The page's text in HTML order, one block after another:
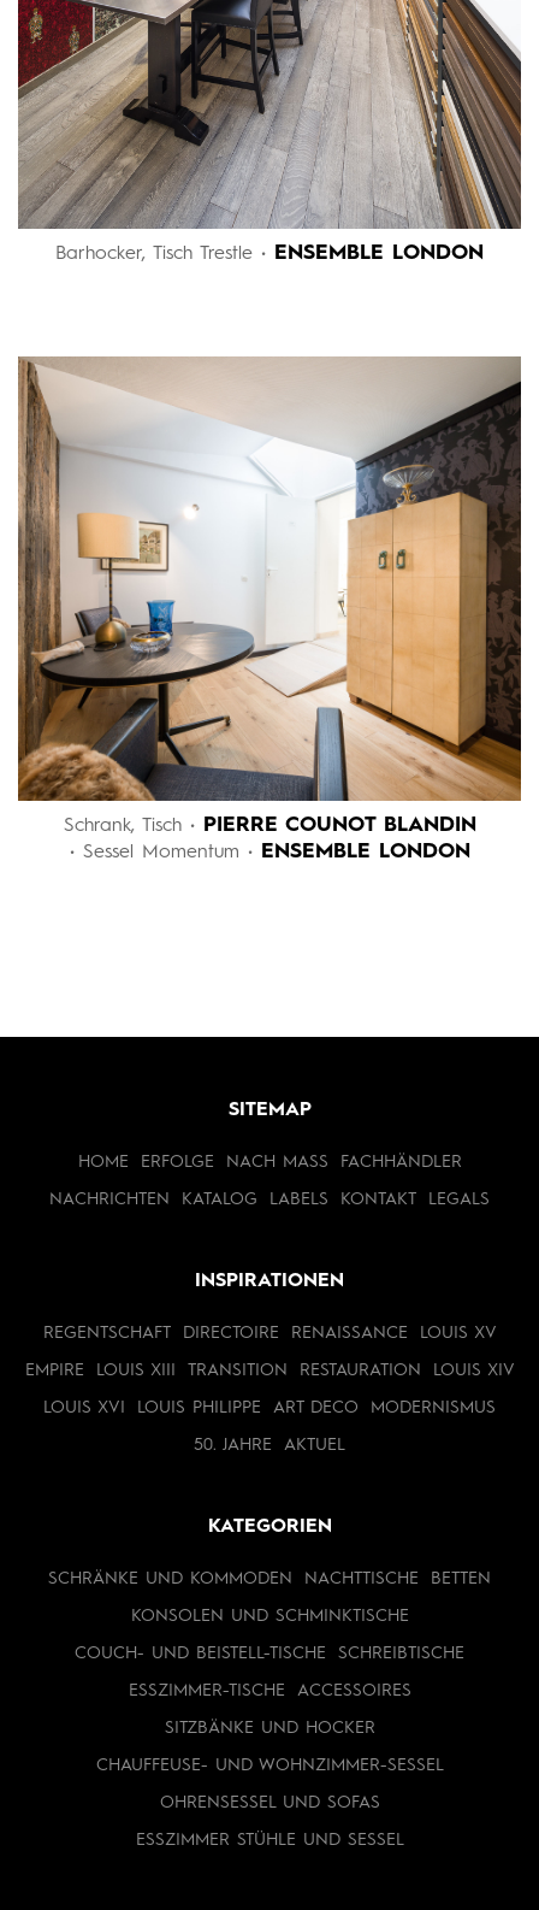
Barhocker, Tisch Trestle • ENSEMBLE LONDON
Schrank, Tisch • PIERRE COUNOT BLANDIN
• Sessel Momentum • ENSEMBLE LONDON
SITEMAP
HOME ERFOLGE NACH MASS FACHHÄNDLER
NACHRICHTEN KATALOG LABELS KONTAKT LEGALS
INSPIRATIONEN
REGENTSCHAFT DIRECTOIRE RENAISSANCE LOUIS XV
EMPIRE LOUIS XIII TRANSITION RESTAURATION LOUIS XIV
LOUIS XVI LOUIS PHILIPPE ART DECO MODERNISMUS
50. JAHRE AKTUEL
KATEGORIEN
SCHRÄNKE UND KOMMODEN NACHTTISCHE BETTEN
KONSOLEN UND SCHMINKTISCHE
COUCH- UND BEISTELL-TISCHE SCHREIBTISCHE
ESSZIMMER-TISCHE ACCESSOIRES
SITZBÄNKE UND HOCKER
CHAUFFEUSE- UND WOHNZIMMER-SESSEL
OHRENSESSEL UND SOFAS
ESSZIMMER STÜHLE UND SESSEL